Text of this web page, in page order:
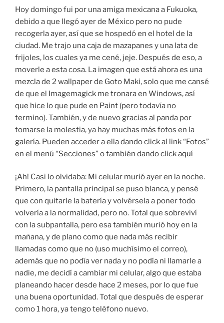
Hoy domingo fui por una amiga mexicana a Fukuoka,
debido a que llegó ayer de México pero no pude
recogerla ayer, así que se hospedó en el hotel de la
ciudad. Me trajo una caja de mazapanes y una lata de
frijoles, los cuales ya me cené, jeje. Después de eso, a
moverle a esta cosa. La imagen que está ahora es una
mezcla de 2 wallpaper de Goto Maki, solo que me cansé
de que el Imagemagick me tronara en Windows, así
que hice lo que pude en Paint (pero todavía no
termino). También, y de nuevo gracias al panda por
tomarse la molestia, ya hay muchas más fotos en la
galería. Pueden acceder a ella dando click al link “Fotos”
en el menú “Secciones” o también dando clickaquí
¡Ah! Casi lo olvidaba: Mi celular murió ayer en la noche.
Primero, la pantalla principal se puso blanca, y pensé
que con quitarle la batería y volvérsela a poner todo
volvería a la normalidad, pero no. Total que sobreviví
con la subpantalla, pero esa también murió hoy en la
mañana, y de plano como que nada más recibir
llamadas como que no (uso muchísimo el correo),
además que no podía ver nada y no podía ni llamarle a
nadie, me decidí a cambiar mi celular, algo que estaba
planeando hacer desde hace 2 meses, por lo que fue
una buena oportunidad. Total que después de esperar
como 1 hora, ya tengo teléfono nuevo.